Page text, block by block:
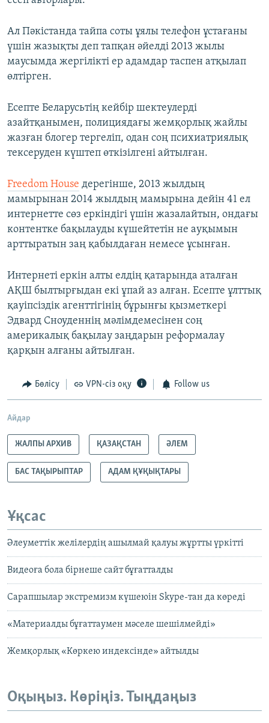
Ал Пәкістанда тайпа соты ұялы телефон ұстағаны
үшін жазықты деп тапқан әйелді 2013 жылы
маусымда жергілікті ер адамдар таспен атқылап
өлтірген.
Есепте Беларусьтің кейбір шектеулерді
азайтқанымен, полициядағы жемқорлық жайлы
жазған блогер тергеліп, одан соң психиатриялық
тексеруден күштеп өткізілгені айтылған.
Freedom House дерегінше, 2013 жылдың
мамырынан 2014 жылдың мамырына дейін 41 ел
интернетте сөз еркіндігі үшін жазалайтын, ондағы
контентке бақылауды күшейтетін не ауқымын
арттыратын заң қабылдаған немесе ұсынған.
Интернеті еркін алты елдің қатарында аталған
АҚШ былтырғыдан екі ұпай аз алған. Есепте ұлттық
қауіпсіздік агенттігінің бұрынғы қызметкері
Эдвард Сноуденнің мәлімдемесінен соң
америкалық бақылау заңдарын реформалау
қарқын алғаны айтылған.
Бөлісу VPN-сіз оқу Follow us
Айдар
ЖАЛПЫ АРХИВ ҚАЗАҚСТАН ӘЛЕМ
БАС ТАҚЫРЫПТАР АДАМ ҚҰҚЫҚТАРЫ
Ұқсас
Әлеуметтік желілердің ашылмай қалуы жұртты үркітті
Видеоға бола бірнеше сайт бұғатталды
Сарапшылар экстремизм күшеюін Skype-тан да көреді
«Материалды бұғаттаумен мәселе шешілмейді»
Жемқорлық «Көркею индексінде» айтылды
Оқыңыз. Көріңіз. Тыңдаңыз